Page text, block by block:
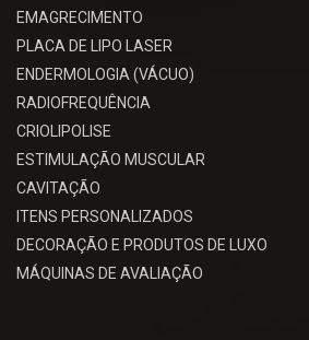
EMAGRECIMENTO
PLACA DE LIPO LASER
ENDERMOLOGIA (VÁCUO)
RADIOFREQUÊNCIA
CRIOLIPOLISE
ESTIMULAÇÃO MUSCULAR
CAVITAÇÃO
ITENS PERSONALIZADOS
DECORAÇÃO E PRODUTOS DE LUXO
MÁQUINAS DE AVALIAÇÃO